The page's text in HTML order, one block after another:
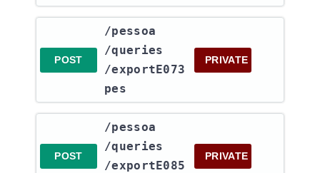
POST
​/pessoa​
/queries​
/exportE073
pes
PRIVATE
POST
​/pessoa​
/queries​
/exportE085
PRIVATE